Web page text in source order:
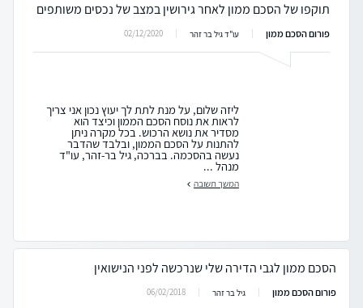
תוקפו של הסכם ממון לאחר גירושין במצב של נכסים משותפים
פורום הסכם ממון עו"ד גיל בר זהר 02/12/2020
ליזה שלום, על מנת לתת לך יעוץ נכון אני צריך
לראות את נוסח הסכם הממון וכיצד הוא
מסדיר את נושא הרכוש. בכל מקרה ניתן
להתנות על הסכם הממון, ובלבד שהדבר
נעשה בהסכמה. בברכה, גיל בר-זהר, עו"ד
מנהל ...
המשך תשובה
הסכם ממון לגבי הדירה שלי שנרכשה לפני הנישואין
פורום הסכם ממון גיל בר זהר 06/02/2018